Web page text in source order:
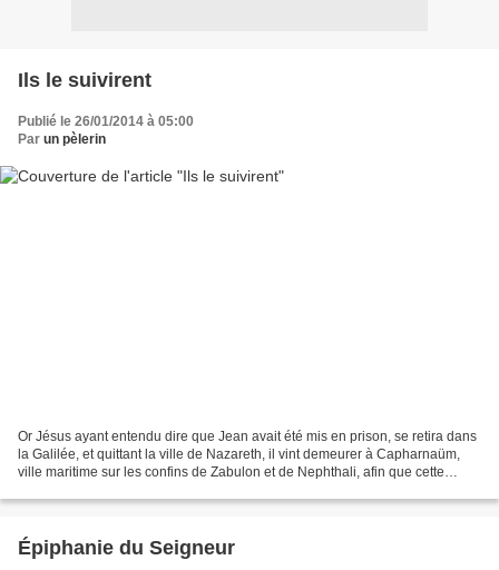
Ils le suivirent
Publié le 26/01/2014 à 05:00
Par un pèlerin
Or Jésus ayant entendu dire que Jean avait été mis en prison, se retira dans
la Galilée, et quittant la ville de Nazareth, il vint demeurer à Capharnaüm,
ville maritime sur les confins de Zabulon et de Nephthali, afin que cette
Épiphanie du Seigneur